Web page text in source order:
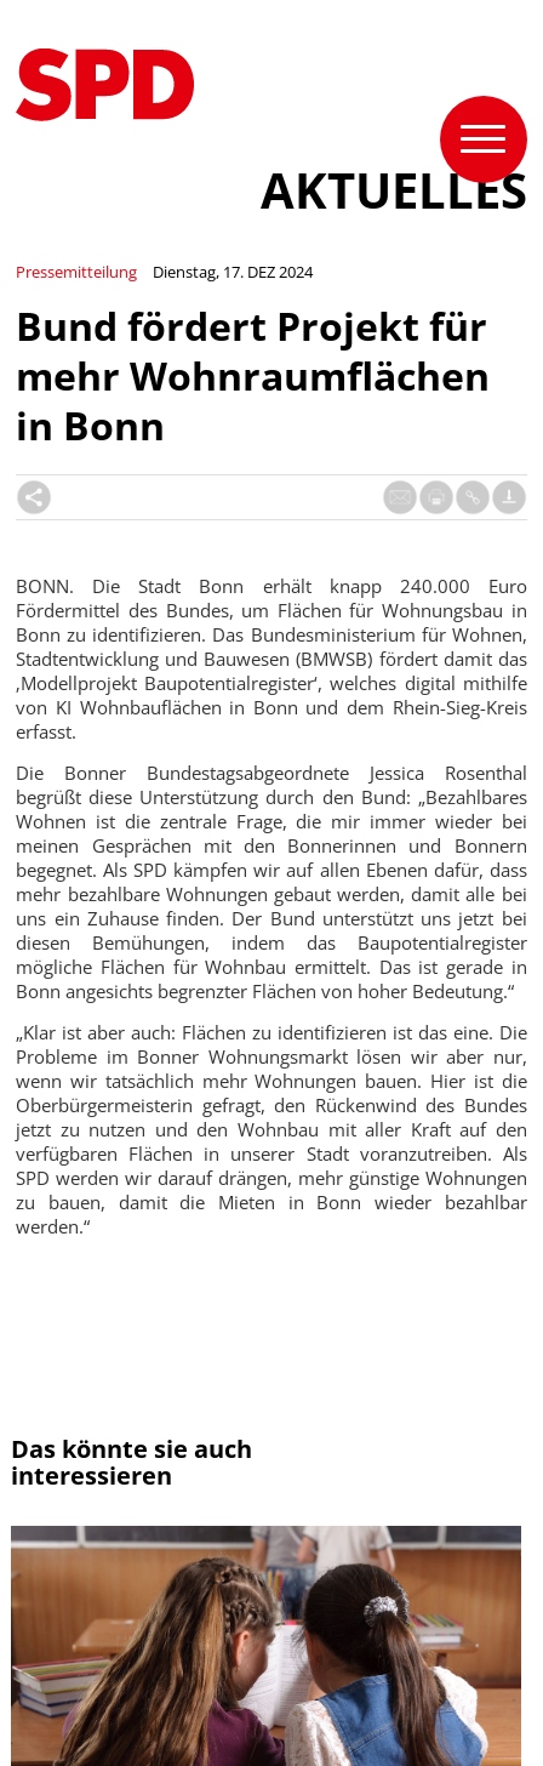
AKTUELLES
Pressemitteilung Dienstag, 17. DEZ 2024
Bund fördert Projekt für
mehr Wohnraumflächen
in Bonn
BONN. Die Stadt Bonn erhält knapp 240.000 Euro
Fördermittel des Bundes, um Flächen für Wohnungsbau in
Bonn zu identifizieren. Das Bundesministerium für Wohnen,
Stadtentwicklung und Bauwesen (BMWSB) fördert damit das
‚Modellprojekt Baupotentialregister‘, welches digital mithilfe
von KI Wohnbauflächen in Bonn und dem Rhein-Sieg-Kreis
erfasst.
Die Bonner Bundestagsabgeordnete Jessica Rosenthal
begrüßt diese Unterstützung durch den Bund: „Bezahlbares
Wohnen ist die zentrale Frage, die mir immer wieder bei
meinen Gesprächen mit den Bonnerinnen und Bonnern
begegnet. Als SPD kämpfen wir auf allen Ebenen dafür, dass
mehr bezahlbare Wohnungen gebaut werden, damit alle bei
uns ein Zuhause finden. Der Bund unterstützt uns jetzt bei
diesen Bemühungen, indem das Baupotentialregister
mögliche Flächen für Wohnbau ermittelt. Das ist gerade in
Bonn angesichts begrenzter Flächen von hoher Bedeutung.“
„Klar ist aber auch: Flächen zu identifizieren ist das eine. Die
Probleme im Bonner Wohnungsmarkt lösen wir aber nur,
wenn wir tatsächlich mehr Wohnungen bauen. Hier ist die
Oberbürgermeisterin gefragt, den Rückenwind des Bundes
jetzt zu nutzen und den Wohnbau mit aller Kraft auf den
verfügbaren Flächen in unserer Stadt voranzutreiben. Als
SPD werden wir darauf drängen, mehr günstige Wohnungen
zu bauen, damit die Mieten in Bonn wieder bezahlbar
werden.“
Das könnte sie auch
interessieren